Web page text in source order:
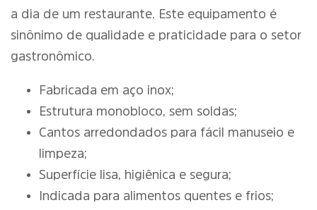
a dia de um restaurante. Este equipamento é
sinônimo de qualidade e praticidade para o setor
gastronômico.
Fabricada em aço inox;
Estrutura monobloco, sem soldas;
Cantos arredondados para fácil manuseio e
limpeza;
Superfície lisa, higiênica e segura;
Indicada para alimentos quentes e frios;